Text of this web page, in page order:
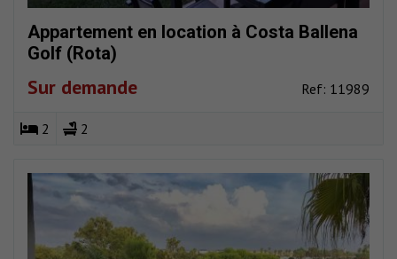
Appartement en location à Costa Ballena
Golf (Rota)
Sur demande Ref: 11989
2 2